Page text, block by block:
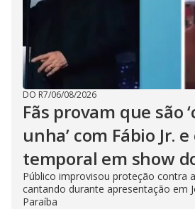
DO R7/06/08/2026
Fãs provam que são
unha’ com Fábio Jr.
temporal em show
Público improvisou proteção contra
cantando durante apresentação em
Paraíba